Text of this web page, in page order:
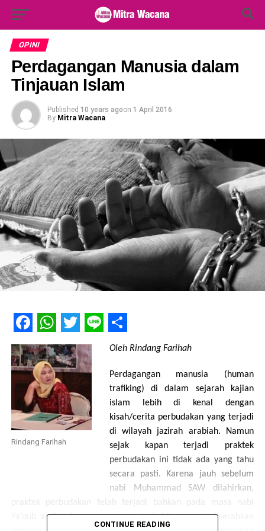
for:
OPINI
Perdagangan Manusia dalam
Tinjauan Islam
Published 10 years agoon 1 April 2016
By Mitra Wacana
Facebook
WhatsApp
Twitter
LineShare
Rindang Farihah
Oleh Rindang Farihah
Perdagangan manusia (human
trafiking) di dalam sejarah kajian
islam lebih di kenal dengan
kisah/cerita perbudakan yang terjadi
di wilayah jazirah arabiah. Namun
sejak kapan terjadi praktek
perbudakan ini tidak ada yang tahu
secara pasti. Karena jauh sebelum
nabi Muhammad SAW dilahirkan,
Ya’qub alaihisalam, orang yang terbukti mencuri diserahkan
CONTINUE READING